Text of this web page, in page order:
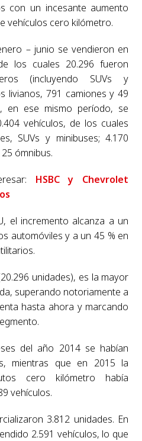
con un incesante aumento
vehículos cero kilómetro.
– junio se vendieron en
los cuales 20.296 fueron
(incluyendo SUVs y
livianos, 791 camiones y 49
en ese mismo período, se
vehículos, de los cuales
SUVs y minibuses; 4.170
ómnibus.
HSBC y Chevrolet
el incremento alcanza a un
automóviles y a un 45 % en
unidades), es la mayor
superando notoriamente a
hasta ahora y marcando
del año 2014 se habían
mientras que en 2015 la
cero kilómetro había
vehículos.
3.812 unidades. En
2.591 vehículos, lo que